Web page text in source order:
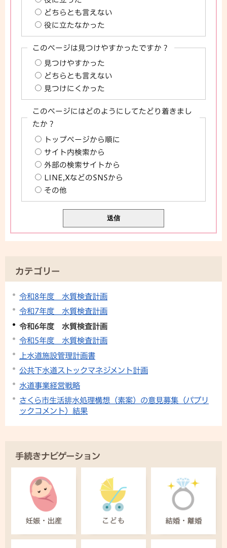
どちらとも言えない
役に立たなかった
このページは見つけやすかったですか？
見つけやすかった
どちらとも言えない
見つけにくかった
このページにはどのようにしてたどり着きまし
たか？
トップページから順に
サイト内検索から
外部の検索サイトから
LINE,XなどのSNSから
その他
カテゴリー
令和8年度 水質検査計画
令和7年度 水質検査計画
令和6年度 水質検査計画
令和5年度 水質検査計画
上水道施設管理計画書
公共下水道ストックマネジメント計画
水道事業経営戦略
さくら市生活排水処理構想（素案）の意見募集（パブリ
ックコメント）結果
手続きナビゲーション